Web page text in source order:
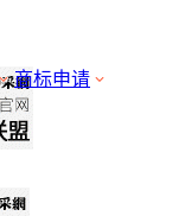
商标申请